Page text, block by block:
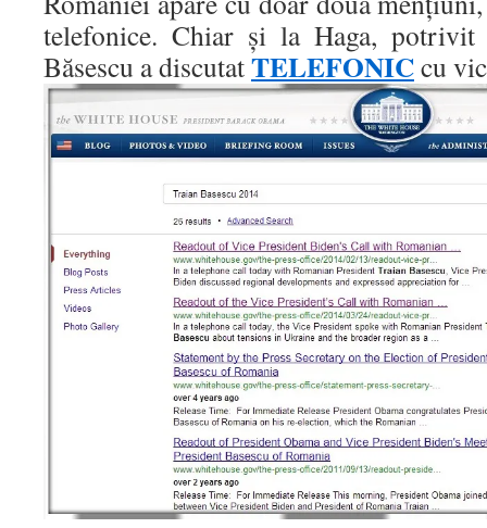
telefonice. Chiar şi la Haga, potrivit
Băsescu a discutatTELEFONICcu